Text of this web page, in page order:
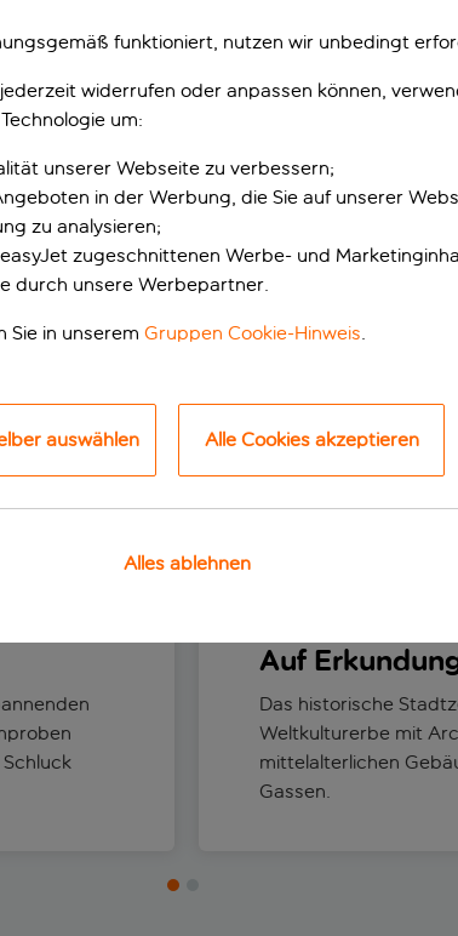
Centre
951 Bewertungen
p.P.
Holiday Inn Bordeaux
Dinge, die man tun kann
Auf
Das historische
Weltkulturerbe mit
mittelalterlichen
Gassen.
funktioniert, nutzen wir unbedingt
widerrufen oder anpassen können,
um:
unserer Webseite zu verbessern;
in der Werbung, die Sie auf unserer
zu analysieren;
zugeschnittenen Werbe- und
durch unsere Werbepartner.
Sie in unserem Gruppen Cookie-Hinweis.
auswählen Alle Cookies akzeptieren
Alles ablehnen